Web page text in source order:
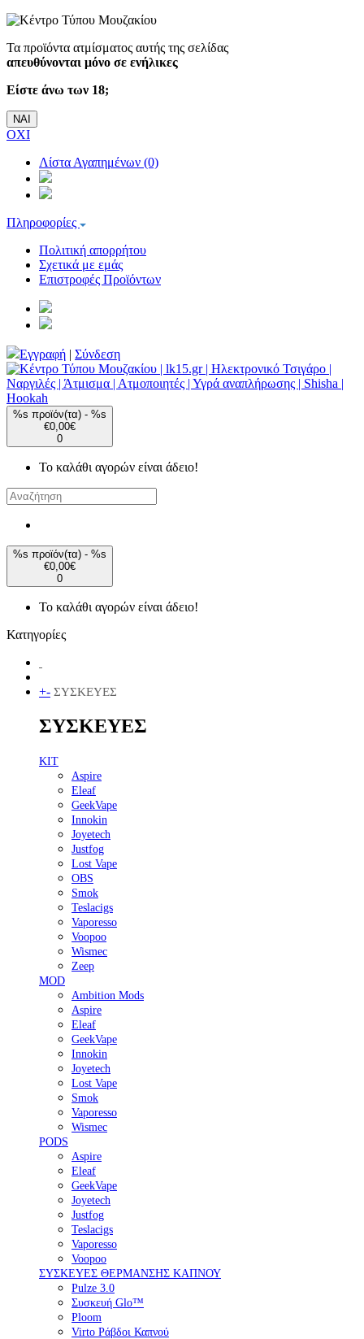
Τα προϊόντα ατμίσματος αυτής της σελίδας
απευθύνονται μόνο σε ενήλικες
Είστε άνω των 18;
ΝΑΙ
ΟΧΙ
Λίστα Αγαπημένων (0)
Πληροφορίες
Πολιτική απορρήτου
Σχετικά με εμάς
Επιστροφές Προϊόντων
Εγγραφή | Σύνδεση
%s προϊόν(τα) - %s
€0,00€
0
Το καλάθι αγορών είναι άδειο!
%s προϊόν(τα) - %s
€0,00€
0
Το καλάθι αγορών είναι άδειο!
Κατηγορίες
+- ΣΥΣΚΕΥΕΣ
ΣΥΣΚΕΥΕΣ
KIT
Aspire
Eleaf
GeekVape
Innokin
Joyetech
Justfog
Lost Vape
OBS
Smok
Teslacigs
Vaporesso
Voopoo
Wismec
Zeep
MOD
Ambition Mods
Aspire
Eleaf
GeekVape
Innokin
Joyetech
Lost Vape
Smok
Vaporesso
Wismec
PODS
Aspire
Eleaf
GeekVape
Joyetech
Justfog
Teslacigs
Vaporesso
Voopoo
ΣΥΣΚΕΥΕΣ ΘΕΡΜΑΝΣΗΣ ΚΑΠΝΟΥ
Pulze 3.0
Συσκευή Glo™
Ploom
Virto Ράβδοι Καπνού